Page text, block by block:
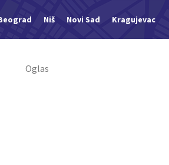
Niš Novi Sad Kragujevac